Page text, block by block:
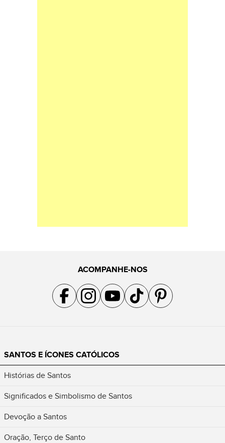
ACOMPANHE-NOS
Acompanhe a gente no Facebook
Acompanhe a gente no Instagram
Acompanhe a gente no YouTube
Acompanhe a gente no TikTok
Acompanhe a gente no
SANTOS E ÍCONES CATÓLICOS
Histórias de Santos
Significados e Simbolismo de Santos
Devoção a Santos
Oração, Terço de Santo